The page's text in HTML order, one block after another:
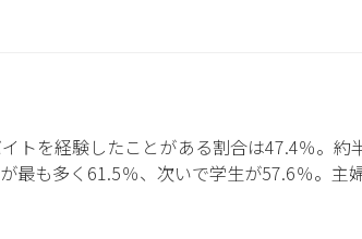
トを経験したことがある割合は47.4％。約
最も多く61.5％、次いで学生が57.6％。主